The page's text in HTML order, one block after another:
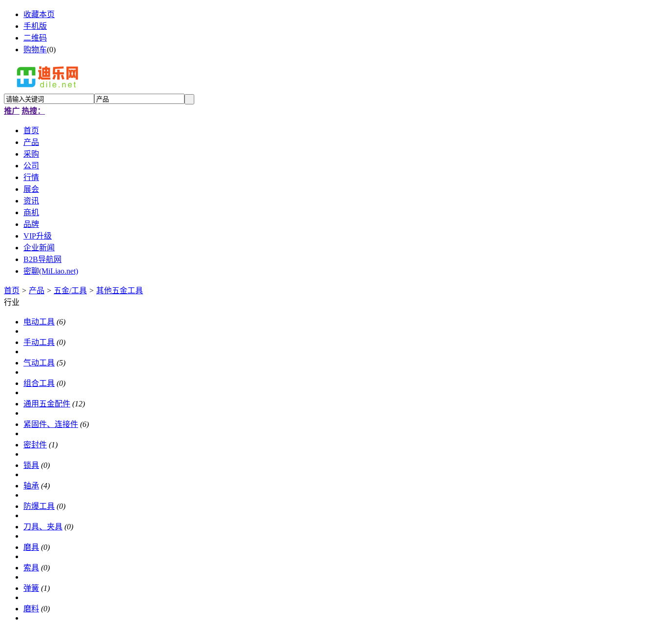
收藏本页
手机版
二维码
购物车(0)
推广 热搜：
首页
产品
采购
公司
行情
展会
资讯
商机
品牌
VIP升级
企业新闻
B2B导航网
密聊(MiLiao.net)
首页 > 产品 > 五金/工具 > 其他五金工具
行业
电动工具 (6)
手动工具 (0)
气动工具 (5)
组合工具 (0)
通用五金配件 (12)
紧固件、连接件 (6)
密封件 (1)
锁具 (0)
轴承 (4)
防爆工具 (0)
刀具、夹具 (0)
磨具 (0)
索具 (0)
弹簧 (1)
磨料 (0)